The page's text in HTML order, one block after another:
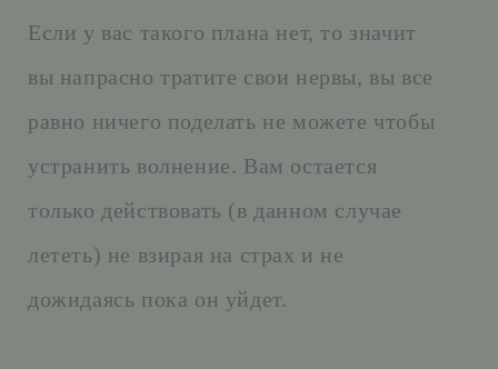
Если у вас такого плана нет, то значит
вы напрасно тратите свои нервы, вы все
равно ничего поделать не можете чтобы
устранить волнение. Вам остается
только действовать (в данном случае
лететь) не взирая на страх и не
дожидаясь пока он уйдет.